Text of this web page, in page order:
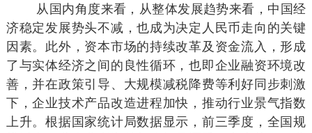
从国内角度来看，从整体发展趋势来看，中国经
济稳定发展势头不减，也成为决定人民币走向的关键
因素。此外，资本市场的持续改革及资金流入，形成
了与实体经济之间的良性循环，也即企业融资环境改
善，并在政策引导、大规模减税降费等利好同步刺激
下，企业技术产品改造进程加快，推动行业景气指数
上升。根据国家统计局数据显示，前三季度，全国规